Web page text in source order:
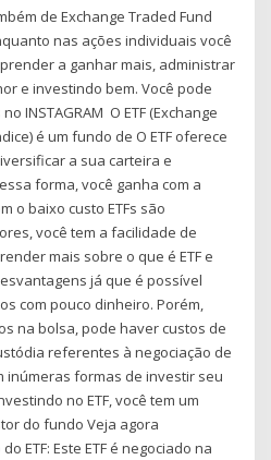
de Exchange Traded Fund
nas ações individuais você
a ganhar mais, administrar
e investindo bem. Você pode
INSTAGRAM O ETF (Exchange
é um fundo de O ETF oferece
a sua carteira e
forma, você ganha com a
o baixo custo ETFs são
você tem a facilidade de
mais sobre o que é ETF e
já que é possível
com pouco dinheiro. Porém,
na bolsa, pode haver custos de
referentes à negociação de
inúmeras formas de investir seu
no ETF, você tem um
do fundo Veja agora
ETF: Este ETF é negociado na